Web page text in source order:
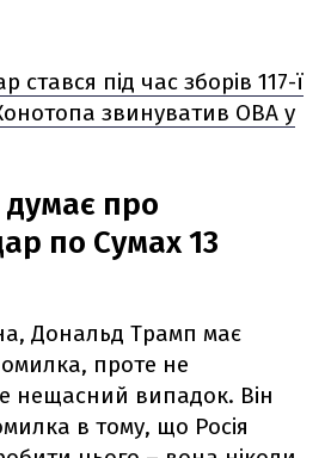
стався під час зборів 117-ї
звинуватив ОВА у
про
по Сумах 13
Дональд Трамп має
проте не
нещасний випадок. Він
в тому, що Росія